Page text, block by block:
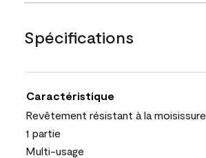
Spécifications
Caractéristique
Revêtement résistant à la moisissure
1 partie
Multi-usage